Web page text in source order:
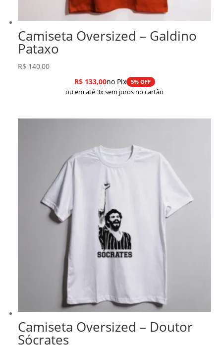
Camiseta Oversized – Galdino
Pataxo
R$ 140,00
R$133,00no Pix 5% OFF
ou em até 3x sem juros no cartão
Camiseta Oversized – Doutor
Sócrates